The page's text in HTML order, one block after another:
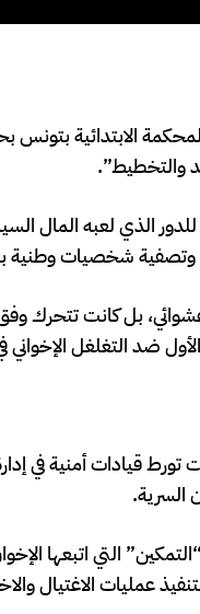
والتخطيط”.
الذي لعبه المال
شخصيات وطنية
بل كانت تتحرك
ضد التغلغل
تورط قيادات أمنية في
السرية.
التي اتبعها
عمليات الاغتيال